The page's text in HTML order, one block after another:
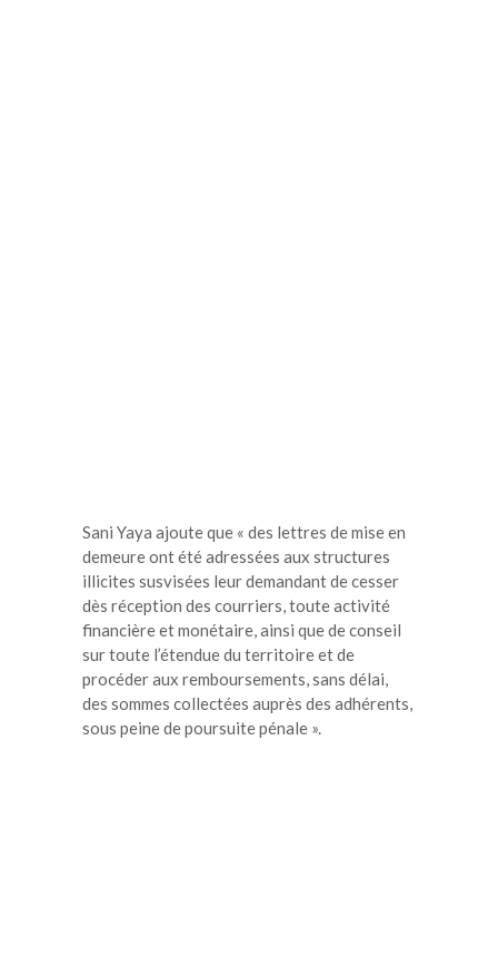
Sani Yaya ajoute que « des lettres de mise en
demeure ont été adressées aux structures
illicites susvisées leur demandant de cesser
dès réception des courriers, toute activité
financière et monétaire, ainsi que de conseil
sur toute l’étendue du territoire et de
procéder aux remboursements, sans délai,
des sommes collectées auprès des adhérents,
sous peine de poursuite pénale ».